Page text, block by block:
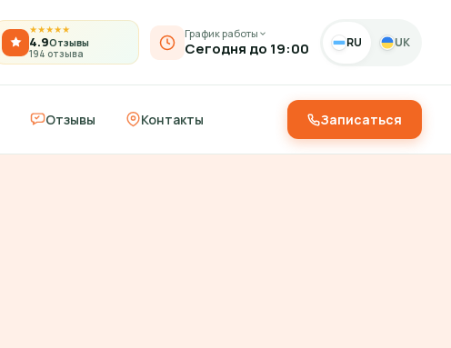
★★★★★
4.9Отзывы
194 отзыва
График работы
Сегодня до 19:00 RU UK
Отзывы Контакты Записаться